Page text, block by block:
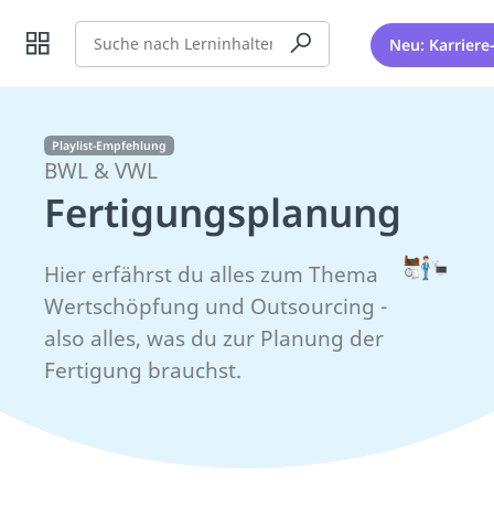
Suche Neu:
Playlist-Empfehlung
BWL & VWL
Fertigungsplanung
Hier erfährst du alles zum Thema
Wertschöpfung und Outsourcing -
also alles, was du zur Planung der
Fertigung brauchst.